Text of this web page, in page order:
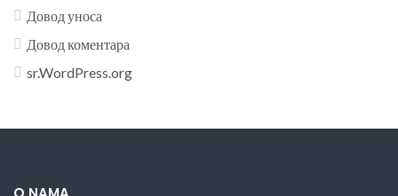
Довод уноса
Довод коментара
sr.WordPress.org